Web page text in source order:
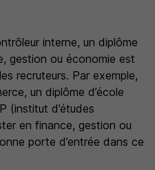
interne, un diplôme
gestion ou économie est
recruteurs. Par exemple,
un diplôme d’école
(institut d’études
en finance, gestion ou
porte d’entrée dans ce